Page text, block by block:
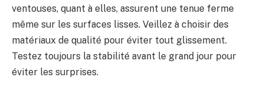
ventouses, quant à elles, assurent une tenue ferme
même sur les surfaces lisses. Veillez à choisir des
matériaux de qualité pour éviter tout glissement.
Testez toujours la stabilité avant le grand jour pour
éviter les surprises.